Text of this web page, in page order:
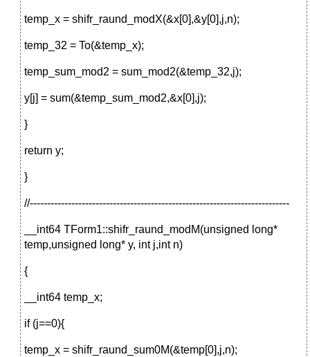
temp_x = shifr_raund_modX(&x[0],&y[0],j,n);
temp_32 = To(&temp_x);
temp_sum_mod2 = sum_mod2(&temp_32,j);
y[j] = sum(&temp_sum_mod2,&x[0],j);
}
return y;
}
//---------------------------------------------------------------------------
__int64 TForm1::shifr_raund_modM(unsigned long*
temp,unsigned long* y, int j,int n)
{
__int64 temp_x;
if (j==0){
temp_x = shifr_raund_sum0M(&temp[0],j,n);